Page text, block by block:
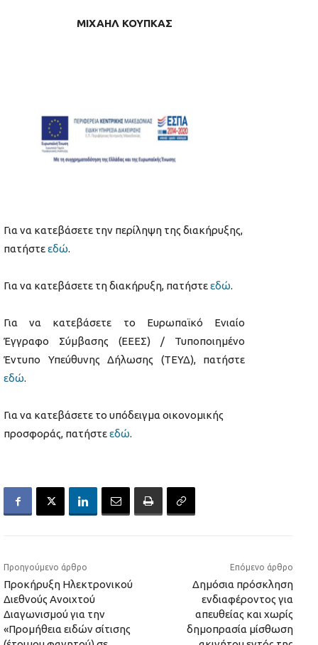
ΜΙΧΑΗΛ ΚΟΥΠΚΑΣ
Για να κατεβάσετε την περίληψη της διακήρυξης,
πατήστεεδώ.
Για να κατεβάσετε τη διακήρυξη, πατήστεεδώ.
Για να κατεβάσετε το Ευρωπαϊκό Ενιαίο
Έγγραφο Σύμβασης (ΕΕΕΣ) / Τυποποιημένο
Έντυπο Υπεύθυνης Δήλωσης (ΤΕΥΔ), πατήστε
εδώ.
Για να κατεβάσετε το υπόδειγμα οικονομικής
προσφοράς, πατήστεεδώ.
Προηγούμενο άρθρο
Προκήρυξη Ηλεκτρονικού
Διεθνούς Ανοιχτού
Διαγωνισμού για την
«Προμήθεια ειδών σίτισης
Επόμενο άρθρο
Δημόσια πρόσκληση
ενδιαφέροντος για
απευθείας και χωρίς
δημοπρασία μίσθωση